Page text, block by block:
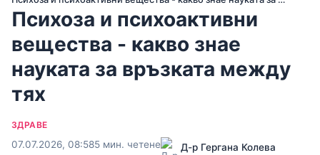
Психоза и психоактивни
вещества - какво знае
науката за връзката между
тях
ЗДРАВЕ
07.07.2026, 08:585 мин. четене Д-р Гергана Колева